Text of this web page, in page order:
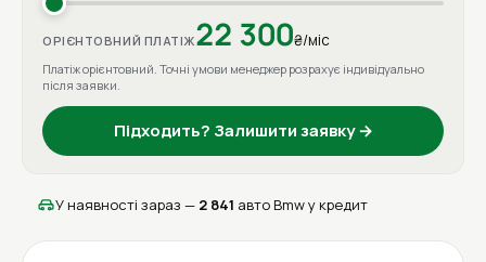
ОРІЄНТОВНИЙ ПЛАТІЖ22 300₴/міс
Платіж орієнтовний. Точні умови менеджер розрахує індивідуально
після заявки.
Підходить? Залишити заявку →
У наявності зараз — 2 841 авто Bmw у кредит